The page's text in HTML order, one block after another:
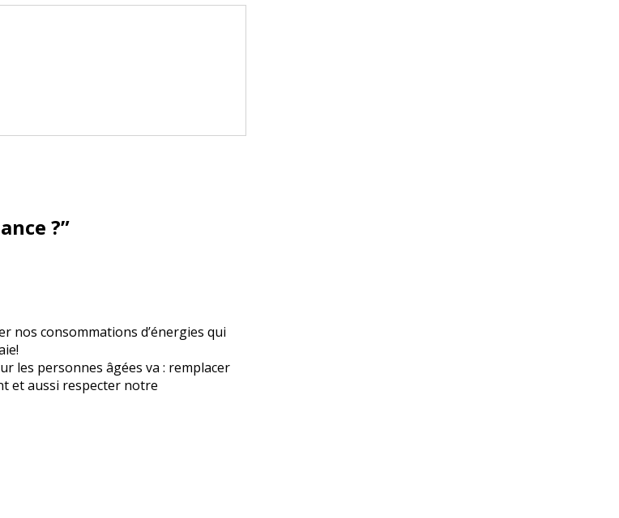
?”
nos consommations d’énergies qui
les personnes âgées va : remplacer
et aussi respecter notre